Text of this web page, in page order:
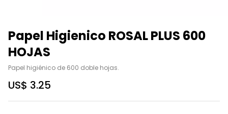
Papel Higienico ROSAL PLUS 600
HOJAS
Papel higiénico de 600 doble hojas.
US$ 3.25